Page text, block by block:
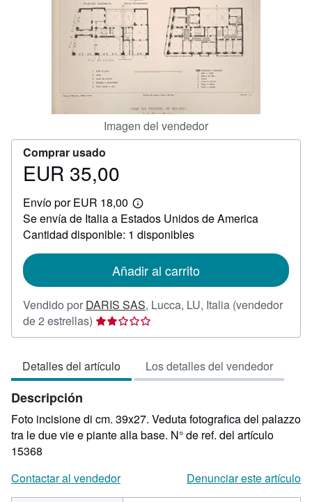
Imagen del vendedor
Comprar usado
Precio
35,00
EUR 35,00
Envío por EUR 18,00
Más
información
sobre
las
envío
Se envía de Italia a Estados Unidos de America
Cantidad disponible: 1 disponibles
Añadir al carrito
Vendido por DARIS SAS, Lucca, LU, Italia (vendedor
de 2 estrellas) Calificación
del
2
de
estrellas
Detalles del artículo Los detalles del vendedor
Descripción
Foto incisione di cm. 39x27. Veduta fotografica del palazzo
tra le due vie e piante alla base. N° de ref. del artículo
15368
Contactar al vendedor
Denunciar este artículo